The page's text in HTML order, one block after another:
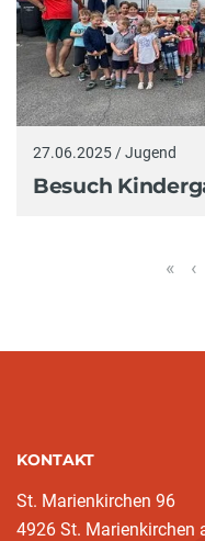
27.06.2025 / Jugend
Besuch
« ‹
KONTAKT
St. Marienkirchen 96
4926 St. Marienkirchen